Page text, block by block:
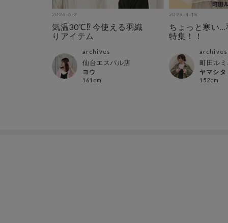
2026-6-2
気温30℃⁉︎ 今使える羽織
りアイテム
archives
仙台エスパル店
ヨウ
161cm
2026-4-18
ちょっと寒い…
特集！！
archives
町田ル
ヤマシタ
152cm